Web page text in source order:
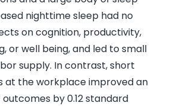
nighttime sleep had no
on cognition, productivity,
or well being, and led to small
supply. In contrast, short
at the workplace improved an
by 0.12 standard